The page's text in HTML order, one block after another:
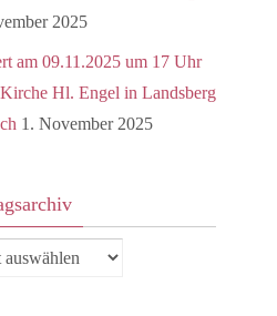
2025
am 09.11.2025 um 17 Uhr
Hl. Engel in Landsberg
1. November 2025